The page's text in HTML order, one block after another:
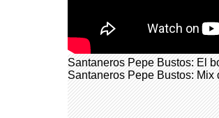
Santaneros Pepe Bustos: El
Santaneros Pepe Bustos: Mix